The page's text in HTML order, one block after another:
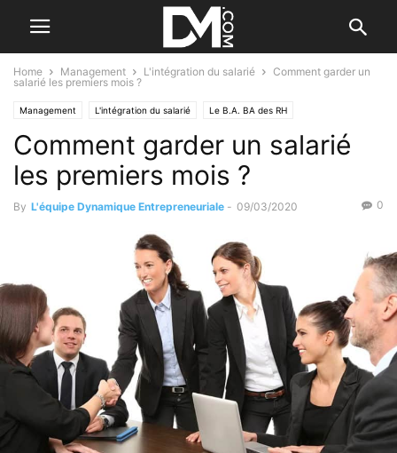
Home Management L'intégration du salarié
Comment garder un
salarié les premiers mois ?
Management L'intégration du salarié Le B.A. BA des RH
Recherche et sélection
Comment garder un salarié
les premiers mois ?
By L'équipe Dynamique Entrepreneuriale - 09/03/2020 0